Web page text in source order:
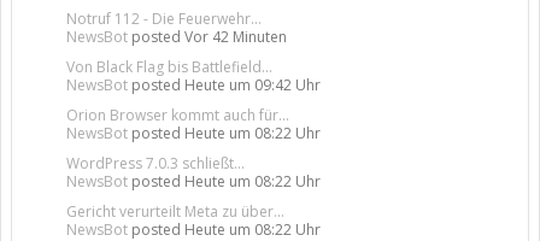
Notruf 112 - Die Feuerwehr...
NewsBot posted Vor 42 Minuten
Von Black Flag bis Battlefield...
NewsBot posted Heute um 09:42 Uhr
Orion Browser kommt auch für...
NewsBot posted Heute um 08:22 Uhr
WordPress 7.0.3 schließt...
NewsBot posted Heute um 08:22 Uhr
Gericht verurteilt Meta zu über...
NewsBot posted Heute um 08:22 Uhr